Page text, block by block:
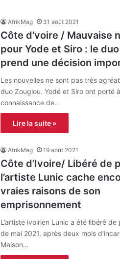
AfrikMag 31 août 2021
Côte d’voire / Mauvaise
pour Yode et Siro : le
prend une décision
Les nouvelles ne sont pas très
duo Zouglou. Yodé et Siro ont porté
connaissance de…
Lire la suite »
AfrikMag 19 août 2021
Côte d’Ivoire/ Libéré de
l’artiste Lunic cache
vraies raisons de son
emprisonnement
L’artiste ivoirien Lunic a été libéré de
de mai 2021, après deux mois
Maison…